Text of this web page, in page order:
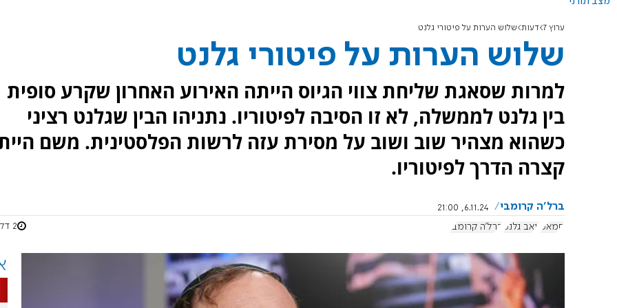
ערוץ 7 דעות שלוש הערות על פיטורי גלנט
שלוש הערות על פיטורי גלנט
למרות שסאגת שליחת צווי הגיוס הייתה האירוע האחרון שקרע סופית
בין גלנט לממשלה, לא זו הסיבה לפיטוריו. נתניהו הבין שגלנט רציני
כשהוא מצהיר שוב ושוב על מסירת עזה לרשות הפלסטינית. משם
קצרה הדרך לפיטוריו.
ברל'ה קרומבי
6.11.24, 21:00
חמאס
יואב גלנט ברל'ה קרומבי 2 דקות